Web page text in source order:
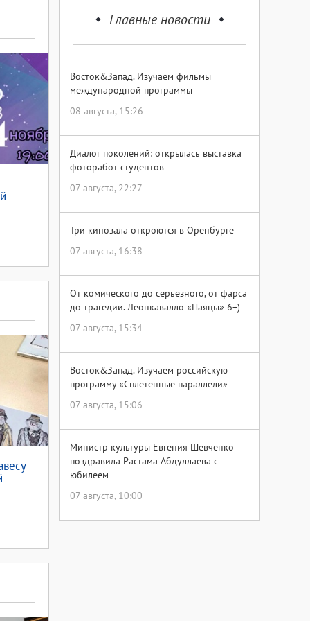
Главные новости
Восток&Запад. Изучаем фильмы
международной программы
08 августа, 15:26
Диалог поколений: открылась выставка
фоторабот студентов
07 августа, 22:27
Три кинозала откроются в Оренбурге
07 августа, 16:38
От комического до серьезного, от фарса
до трагедии. Леонкавалло «Паяцы» 6+)
07 августа, 15:34
Восток&Запад. Изучаем российскую
программу «Сплетенные параллели»
07 августа, 15:06
Министр культуры Евгения Шевченко
поздравила Растама Абдуллаева с
юбилеем
07 августа, 10:00